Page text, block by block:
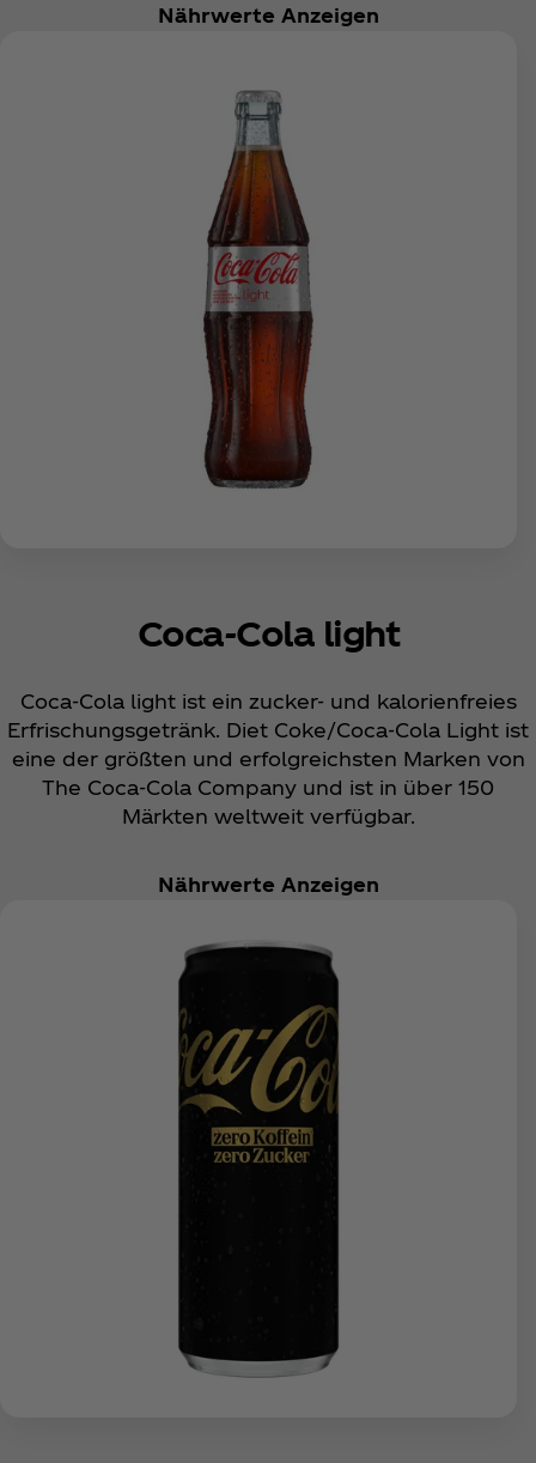
Nährwerte Anzeigen
Coca‑Cola light
Coca‑Cola light ist ein zucker- und kalorienfreies
Erfrischungsgetränk. Diet Coke/Coca‑Cola Light ist
eine der größten und erfolgreichsten Marken von
The Coca‑Cola Company und ist in über 150
Märkten weltweit verfügbar.
Nährwerte Anzeigen